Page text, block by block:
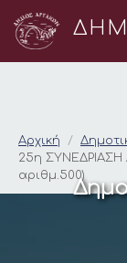
25η
Αρχική
25η
αριθμ.500)